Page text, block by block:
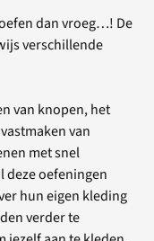
dan vroeg…! De
verschillende
van knopen, het
van
met snel
oefeningen
hun eigen kleding
verder te